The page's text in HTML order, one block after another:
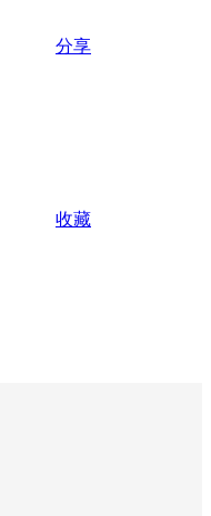
分享
收藏